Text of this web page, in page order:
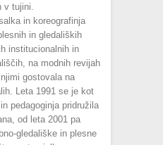
v tujini.
in koreografinja
in gledaliških
institucionalnih in
na modnih revijah
gostovala na
Leta 1991 se je kot
pedagoginja pridružila
od leta 2001 pa
gledališke in plesne